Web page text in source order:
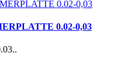
0.02-0,03